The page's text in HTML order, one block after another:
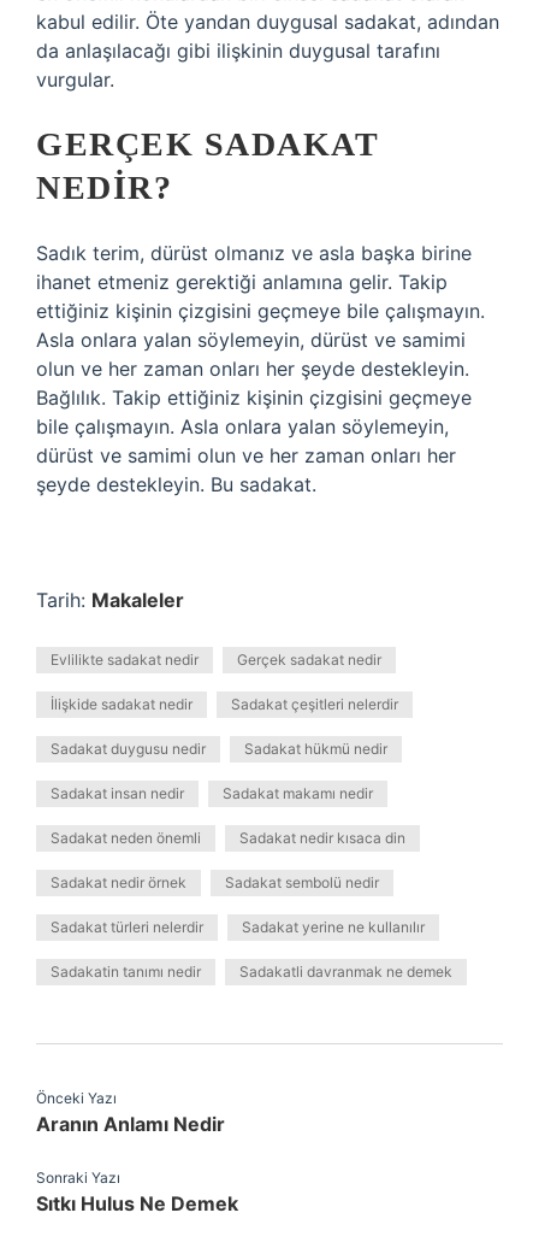
kabul edilir. Öte yandan duygusal sadakat, adından
da anlaşılacağı gibi ilişkinin duygusal tarafını
vurgular.
GERÇEK SADAKAT
NEDIR?
Sadık terim, dürüst olmanız ve asla başka birine
ihanet etmeniz gerektiği anlamına gelir. Takip
ettiğiniz kişinin çizgisini geçmeye bile çalışmayın.
Asla onlara yalan söylemeyin, dürüst ve samimi
olun ve her zaman onları her şeyde destekleyin.
Bağlılık. Takip ettiğiniz kişinin çizgisini geçmeye
bile çalışmayın. Asla onlara yalan söylemeyin,
dürüst ve samimi olun ve her zaman onları her
şeyde destekleyin. Bu sadakat.
Tarih: Makaleler
Evlilikte sadakat nedir Gerçek sadakat nedir
İlişkide sadakat nedir Sadakat çeşitleri nelerdir
Sadakat duygusu nedir Sadakat hükmü nedir
Sadakat insan nedir Sadakat makamı nedir
Sadakat neden önemli Sadakat nedir kısaca din
Sadakat nedir örnek Sadakat sembolü nedir
Sadakat türleri nelerdir Sadakat yerine ne kullanılır
Sadakatin tanımı nedir Sadakatli davranmak ne demek
Önceki Yazı
Aranın Anlamı Nedir
Sonraki Yazı
Sıtkı Hulus Ne Demek